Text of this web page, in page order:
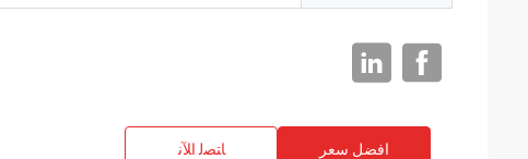
افضل سعر ﺎﺘﺼﻟ ﺍﻶﻧ